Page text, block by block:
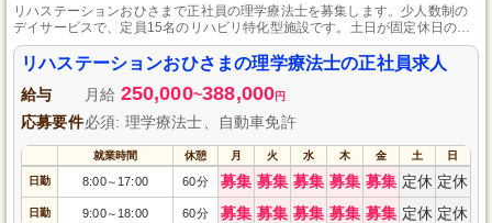
リハステーションおひさまで正社員の理学療法士を募集します。少人数制の
デイサービスで、定員15名のリハビリ特化型施設です。土日が固定休日の週
休2日制で、子育て支援制度も充実しています。場所は新岡瀬沢バス停から徒
歩5分、マイカー通勤も可能で無料駐車場も完備。地域の皆さまの機能改善や
介護予防を目標に、一緒に働きませんか？
リハステーションおひさまの理学療法士の正社員求人
給与 月給 250,000~388,000円
応募要件必須: 理学療法士、自動車免許
就業時間 休憩 月 火 水 木 金 土 日
日勤 8:00～ 17:00 60分 募集 募集 募集 募集 募集 定休 定休
日勤 9:00～ 18:00 60分 募集 募集 募集 募集 募集 定休 定休